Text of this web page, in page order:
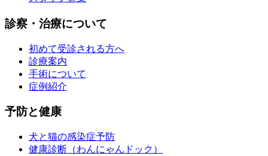
診察・治療について
初めて受診される方へ
診療案内
手術について
症例紹介
予防と健康
犬と猫の感染症予防
健康診断（わんにゃんドック）